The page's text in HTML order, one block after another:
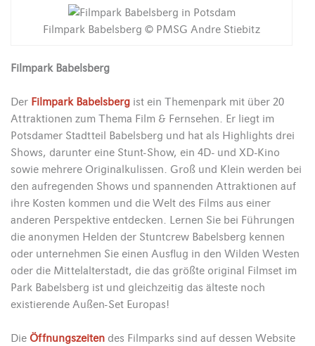
Filmpark Babelsberg © PMSG Andre Stiebitz
Filmpark Babelsberg
Der Filmpark Babelsberg ist ein Themenpark mit über 20
Attraktionen zum Thema Film & Fernsehen. Er liegt im
Potsdamer Stadtteil Babelsberg und hat als Highlights drei
Shows, darunter eine Stunt-Show, ein 4D- und XD-Kino
sowie mehrere Originalkulissen. Groß und Klein werden bei
den aufregenden Shows und spannenden Attraktionen auf
ihre Kosten kommen und die Welt des Films aus einer
anderen Perspektive entdecken. Lernen Sie bei Führungen
die anonymen Helden der Stuntcrew Babelsberg kennen
oder unternehmen Sie einen Ausflug in den Wilden Westen
oder die Mittelalterstadt, die das größte original Filmset im
Park Babelsberg ist und gleichzeitig das älteste noch
existierende Außen-Set Europas!
Die Öffnungszeiten des Filmparks sind auf dessen Website